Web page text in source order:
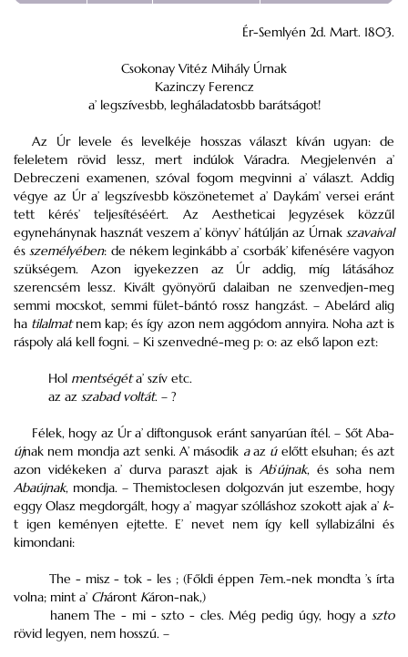
Ér-Semlyén 2d. Mart. 1803.
Csokonay Vitéz Mihály Úrnak
Kazinczy Ferencz
a’ legszívesbb, legháladatosbb barátságot!
Az Úr levele és levelkéje hosszas választ kíván ugyan: de
feleletem rövid lessz, mert indúlokVáradra. Megjelenvén a’
Debreczeni examenen, szóval fogom megvinni a’ választ. Addig
végye az Úr a’ legszívesbb köszönetemet a’ Daykám’ versei eránt
tett kérés’ teljesítéséért. Az AestheticaiJegyzések közzűl
egynehánynak hasznát veszem a’ könyv’ hátúlján az Úrnak szavaival
ésszemélyében: de nékem leginkább a’ csorbák’ kifenésére vagyon
szükségem. Azon igyekezzen az Úr addig, míg látásához
szerencsém lessz. Kivált gyönyörű dalaiban ne szenvedjen-meg
semmi mocskot, semmi fület-bántó rossz hangzást. – Abelárd alig
ha tilalmatnem kap; és így azon nem aggódom annyira. Noha azt is
ráspoly alá kell fogni. – Ki szenvedné-meg p: o: az első lapon ezt:
Hol mentségéta’ szív etc.
az az szabad voltát. – ?
Félek, hogy az Úr a’ diftongusok eránt sanyarúan ítél. – Sőt Aba-
újnak nem mondja azt senki. A’ második aaz úelőtt elsuhan; és azt
azon vidékeken a’ durva paraszt ajak is Ab’újnak, és soha nem
Abaújnak, mondja. – Themistoclesen dolgozván jut eszembe, hogy
eggy Olasz megdorgált, hogy a’ magyar szólláshoz szokott ajak a’ k-
t igen keményen ejtette. E’ nevet nem így kellsyllabizálni és
kimondani:
The - misz - tok - les ; (Főldiéppen Tem.-nek mondta ’s írta
volna; mint a’ Cháront Káron-nak,)
hanem The - mi - szto - cles. Még pedig úgy, hogy aszto
rövid legyen, nem hosszú. –